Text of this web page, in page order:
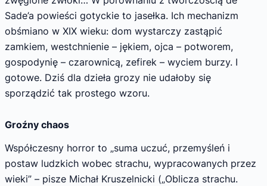
Sade’a powieści gotyckie to jasełka. Ich mechanizm
obśmiano w XIX wieku: dom wystarczy zastąpić
zamkiem, westchnienie – jękiem, ojca – potworem,
gospodynię – czarownicą, zefirek – wyciem burzy. I
gotowe. Dziś dla dzieła grozy nie udałoby się
sporządzić tak prostego wzoru.
Groźny chaos
Współczesny horror to „suma uczuć, przemyśleń i
postaw ludzkich wobec strachu, wypracowanych przez
wieki” – pisze Michał Kruszelnicki („Oblicza strachu.